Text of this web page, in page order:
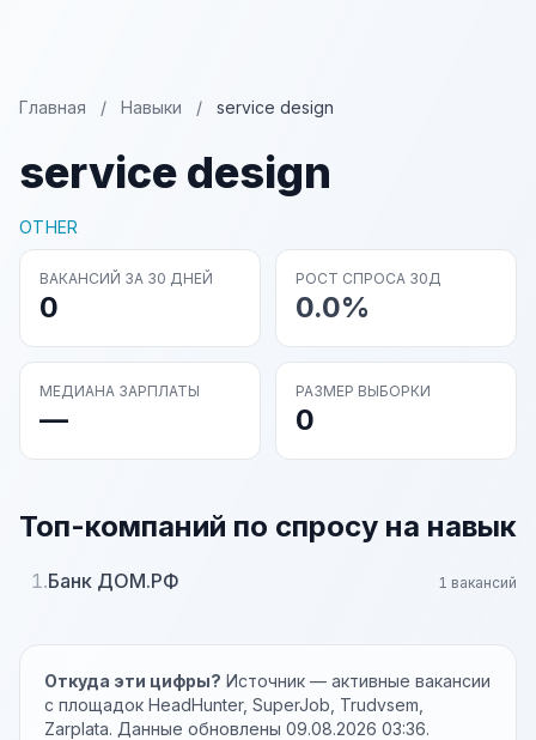
Главная / Навыки / service design
service design
OTHER
ВАКАНСИЙ ЗА 30 ДНЕЙ
0
РОСТ СПРОСА 30Д
0.0%
МЕДИАНА ЗАРПЛАТЫ
—
РАЗМЕР ВЫБОРКИ
0
Топ-компаний по спросу на навык
1.Банк ДОМ.РФ 1 вакансий
Откуда эти цифры? Источник — активные вакансии
с площадок HeadHunter, SuperJob, Trudvsem,
Zarplata. Данные обновлены 09.08.2026 03:36.